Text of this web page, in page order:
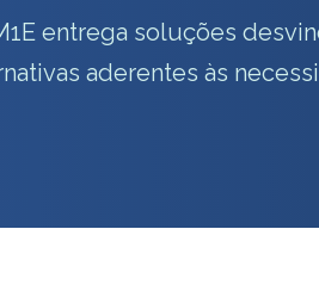
entrega soluções
aderentes às